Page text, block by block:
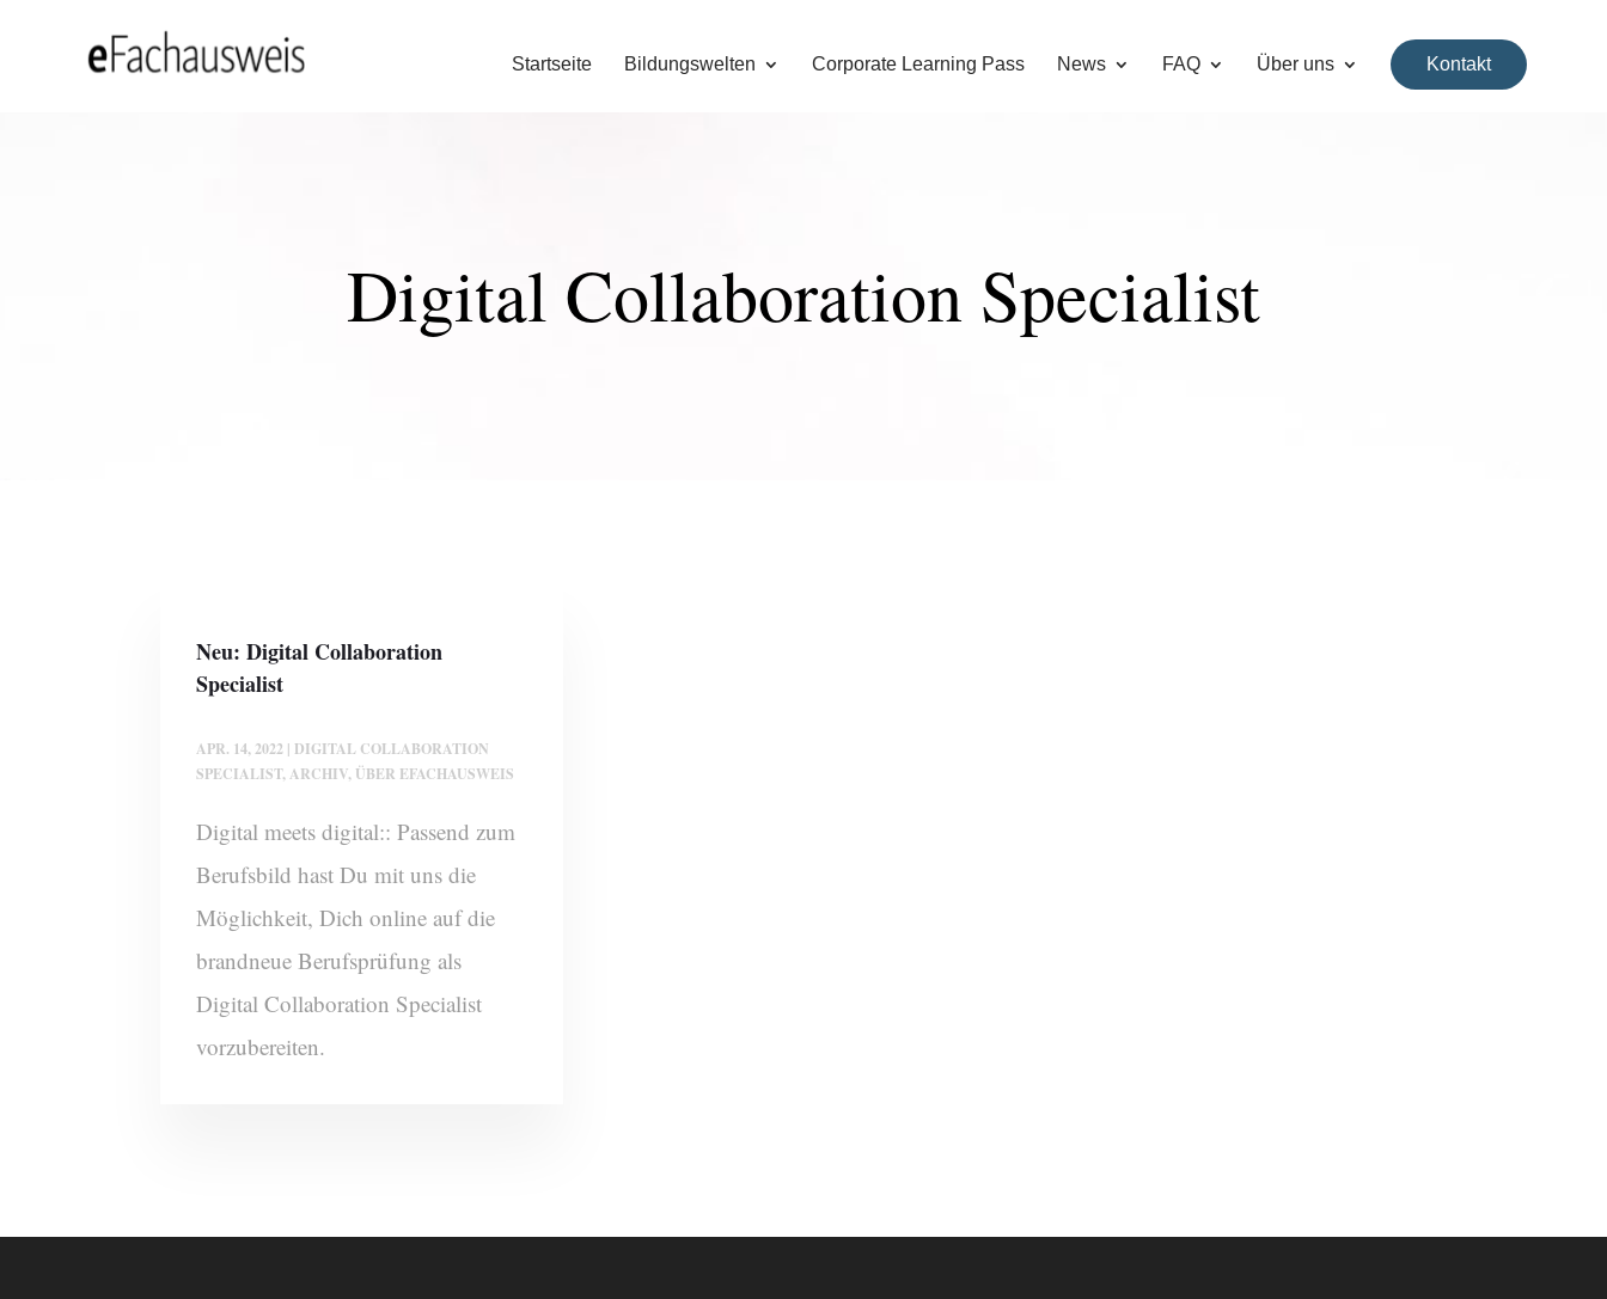
Startseite Bildungswelten Corporate Learning Pass News FAQ Über uns Kontakt
Digital Collaboration Specialist
Neu: Digital Collaboration
Specialist
APR. 14, 2022 | DIGITAL COLLABORATION
SPECIALIST,ARCHIV, ÜBER EFACHAUSWEIS
Digital meets digital:: Passend zum
Berufsbild hast Du mit uns die
Möglichkeit, Dich online auf die
brandneue Berufsprüfung als
Digital Collaboration Specialist
vorzubereiten.